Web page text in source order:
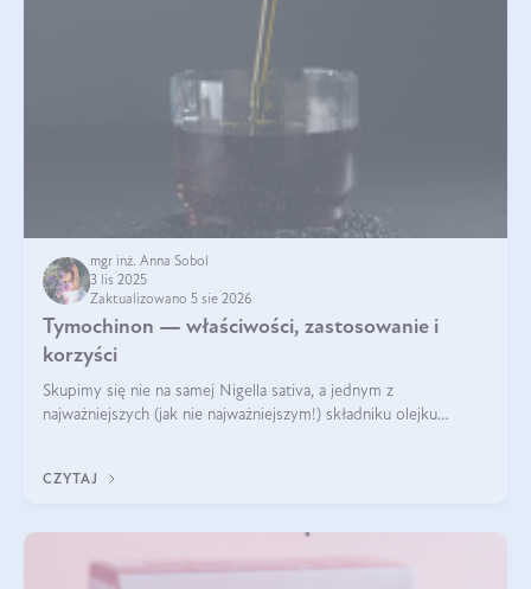
mgr inż. Anna Sobol
3 lis 2025
Zaktualizowano 5 sie 2026
Tymochinon — właściwości, zastosowanie i
korzyści
Skupimy się nie na samej Nigella sativa, a jednym z
najważniejszych (jak nie najważniejszym!) składniku olejku
CZYTAJ